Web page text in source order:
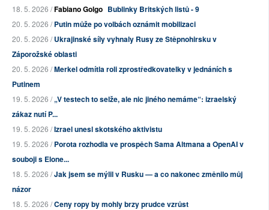
18. 5. 2026 /Fabiano Golgo Bublinky Britských listů - 9
20. 5. 2026 /Putin může po volbách oznámit mobilizaci
20. 5. 2026 /Ukrajinské síly vyhnaly Rusy ze Stěpnohirsku v
Záporožské oblasti
20. 5. 2026 /Merkel odmítla roli zprostředkovatelky v jednáních s
Putinem
19. 5. 2026 /„V testech to selže, ale nic jiného nemáme“: izraelský
zákaz nutí P...
19. 5. 2026 /Izrael unesl skotského aktivistu
19. 5. 2026 /Porota rozhodla ve prospěch Sama Altmana a OpenAI v
souboji s Elone...
18. 5. 2026 /Jak jsem se mýlil v Rusku — a co nakonec změnilo můj
názor
18. 5. 2026 /Ceny ropy by mohly brzy prudce vzrůst